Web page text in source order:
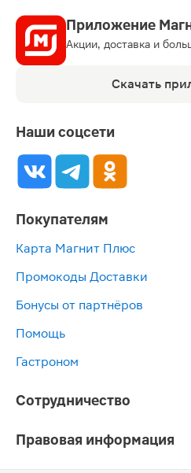
Приложение
Акции, доставка и
Скачать
Наши соцсети
Покупателям
Карта Магнит Плюс
Промокоды Доставки
Бонусы от партнёров
Помощь
Гастроном
Сотрудничество
Правовая информация